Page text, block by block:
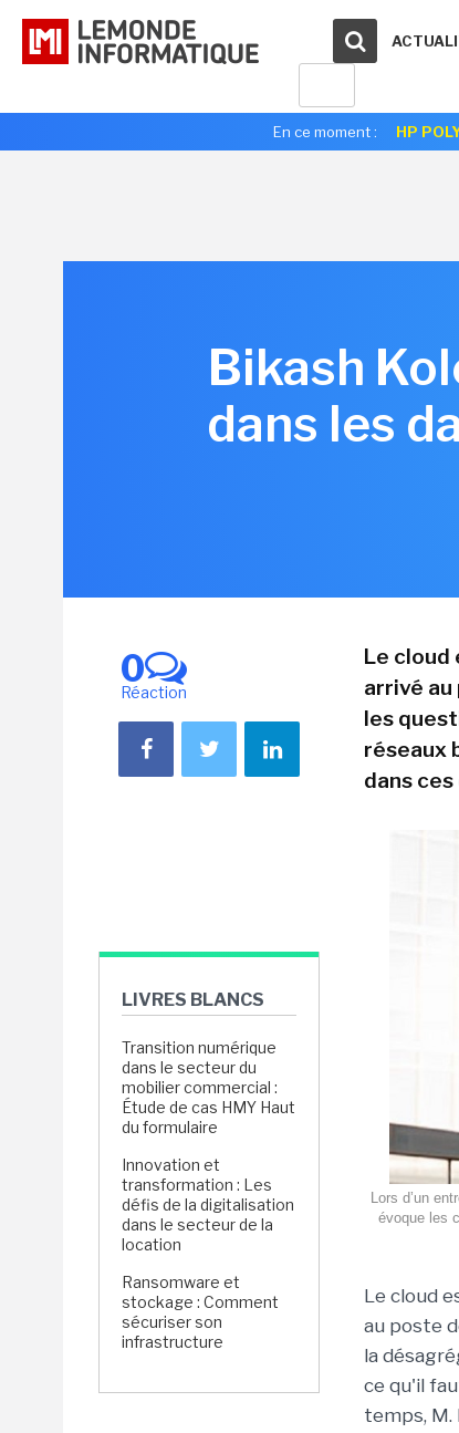
En ce moment : HP
Bikash
dans les
0
Réaction
LIVRES BLANCS
Transition numérique
dans le secteur du
mobilier commercial :
Étude de cas HMY Haut
du formulaire
Innovation et
transformation : Les
défis de la digitalisation
dans le secteur de la
location
Ransomware et
stockage : Comment
sécuriser son
infrastructure
Le cloud
arrivé au
les
réseaux
dans
Lors d’un
évoque les
Le cloud
au poste
la
ce qu'il
temps,